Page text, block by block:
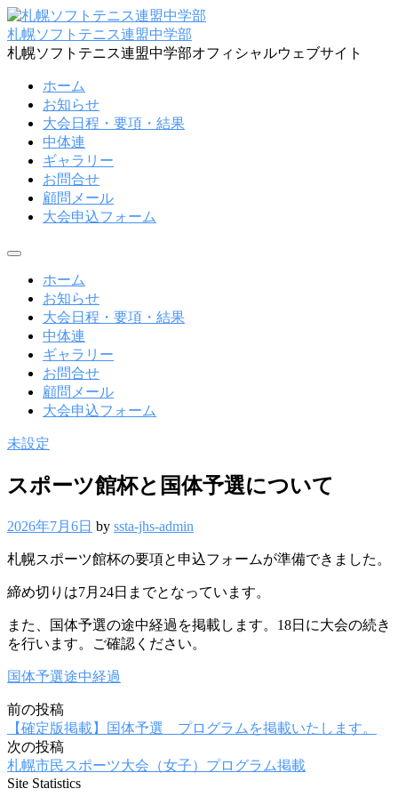
コ
ン
テ
札幌ソフトテニス連盟中学部
札幌ソフトテニス連盟中学部オフィシャルウェブサイト
ホーム
お知らせ
大会日程・要項・結果
中体連
ギャラリー
お問合せ
顧問メール
大会申込フォーム
メ
ホーム
お知らせ
大会日程・要項・結果
中体連
ギャラリー
お問合せ
顧問メール
大会申込フォーム
未設定
スポーツ館杯と国体予選について
2026年7月6日 by ssta-jhs-admin
札幌スポーツ館杯の要項と申込フォームが準備できました。
締め切りは7月24日までとなっています。
また、国体予選の途中経過を掲載します。18日に大会の続き
を行います。ご確認ください。
国体予選途中経過
投
稿
ナ
前の投稿
【確定版掲載】国体予選 プログラムを掲載いたします。
次の投稿
札幌市民スポーツ大会（女子）プログラム掲載
Site Statistics